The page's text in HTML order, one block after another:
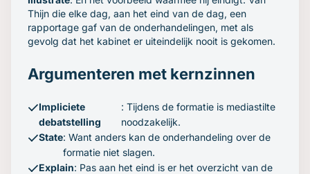
Thijn die elke dag, aan het eind van de dag, een
rapportage gaf van de onderhandelingen, met als
gevolg dat het kabinet er uiteindelijk nooit is gekomen.
Argumenteren met kernzinnen
Impliciete
debatstelling
: Tijdens de formatie is mediastilte
noodzakelijk.
State: Want anders kan de onderhandeling over de
formatie niet slagen.
Explain: Pas aan het eind is er het overzicht van de